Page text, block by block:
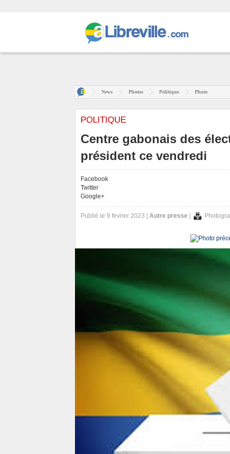
News Photos Politique Photo
POLITIQUE
Centre gabonais des
président ce vendredi
Facebook
Twitter
Google+
Publié le 9 fevrier 2023 | Autre presse